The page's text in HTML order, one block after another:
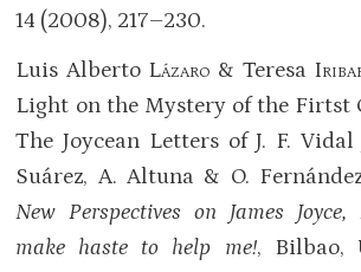
14 (2008), 217–230.
Luis Alberto Lázaro & Teresa
Light on the Mystery of the Firtst
The Joycean Letters of J. F. Vidal
Suárez, A. Altuna & O.
New Perspectives on James
make haste to help me!, Bilbao,